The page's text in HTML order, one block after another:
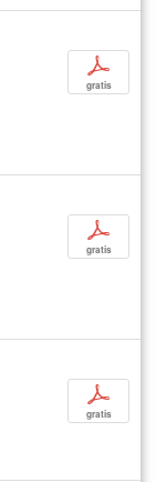
p
gratis
p
gratis
p
gratis